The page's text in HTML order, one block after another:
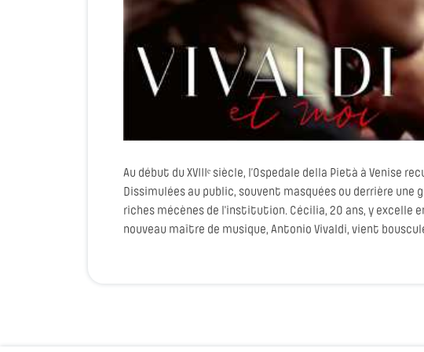
Au début du XVIIIᵉ siècle, l’Ospedale della Pietà à Venise
Dissimulées au public, souvent masquées ou derrière une
riches mécènes de l'institution. Cécilia, 20 ans, y excelle
nouveau maître de musique, Antonio Vivaldi, vient